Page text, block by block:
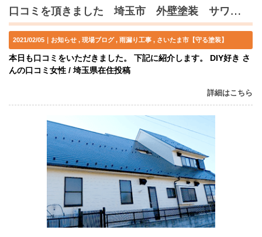
口コミを頂きました 埼玉市 外壁塗装 サワディーハウス
2021/02/05｜ お知らせ 現場ブログ 雨漏り工事 さいたま市【守る塗装】
本日も口コミをいただきました。 下記に紹介します。 DIY好き さ
んの口コミ女性 / 埼玉県在住投稿
詳細はこちら